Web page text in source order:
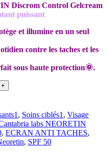
Discrom Control Gelcream
puissant
et illumine en un seul
contre les taches et les
sous haute protection🌞.
, Soins ciblés1 , Visage
labs NEORETIN
, ECRAN ANTI TACHES,
, SPF 50